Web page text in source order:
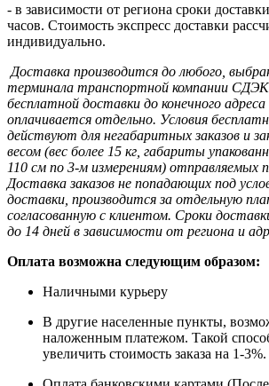
- в зависимости от региона сроки
часов. Стоимость экспресс доставки
индивидуально.
Доставка производится до любого,
терминала транспортной компании
бесплатной доставки до конечного
оплачивается отдельно. Условия
действуют для негабаритных заказов и
весом (вес более 15 кг, габариты
110 см по 3-м измерениям) отправляемых
Доставка заказов не попадающих под
доставки, производится за отдельную
согласованную с клиентом. Сроки
до 14 дней в зависимости от региона и
Оплата возможна следующим образом:
Наличными курьеру
В другие населенные пункты,
наложенным платежом. Такой
увеличить стоимость заказа на 1-3%.